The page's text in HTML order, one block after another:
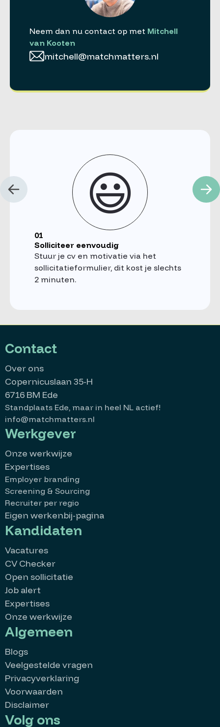
Neem dan nu contact op met Mitchell
van Kooten
mitchell@matchmatters.nl
😃
01
Solliciteer eenvoudig
Stuur je cv en motivatie via het
sollicitatieformulier, dit kost je slechts
2 minuten.
Contact
Over ons
Copernicuslaan 35-H
6716 BM Ede
Standplaats Ede, maar in heel NL actief!
info@matchmatters.nl
Werkgever
Onze werkwijze
Expertises
Employer branding
Screening & Sourcing
Recruiter per regio
Eigen werkenbij-pagina
Kandidaten
Vacatures
CV Checker
Open sollicitatie
Job alert
Expertises
Onze werkwijze
Algemeen
Blogs
Veelgestelde vragen
Privacyverklaring
Voorwaarden
Disclaimer
Volg ons